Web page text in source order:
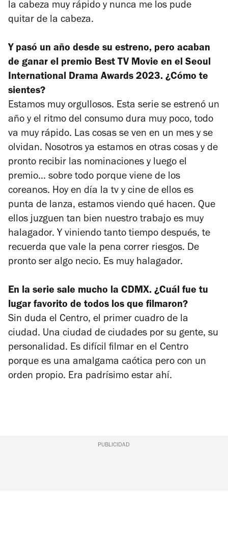
la cabeza muy rápido y nunca me los pude
quitar de la cabeza.
Y pasó un año desde su estreno, pero acaban
de ganar el premio Best TV Movie en el Seoul
International Drama Awards 2023. ¿Cómo te
sientes?
Estamos muy orgullosos. Esta serie se estrenó un
año y el ritmo del consumo dura muy poco, todo
va muy rápido. Las cosas se ven en un mes y se
olvidan. Nosotros ya estamos en otras cosas y de
pronto recibir las nominaciones y luego el
premio… sobre todo porque viene de los
coreanos. Hoy en día la tv y cine de ellos es
punta de lanza, estamos viendo qué hacen. Que
ellos juzguen tan bien nuestro trabajo es muy
halagador. Y viniendo tanto tiempo después, te
recuerda que vale la pena correr riesgos. De
pronto ser algo necio. Es muy halagador.
En la serie sale mucho la CDMX. ¿Cuál fue tu
lugar favorito de todos los que filmaron?
Sin duda el Centro, el primer cuadro de la
ciudad. Una ciudad de ciudades por su gente, su
personalidad. Es difícil filmar en el Centro
porque es una amalgama caótica pero con un
orden propio. Era padrísimo estar ahí.
PUBLICIDAD